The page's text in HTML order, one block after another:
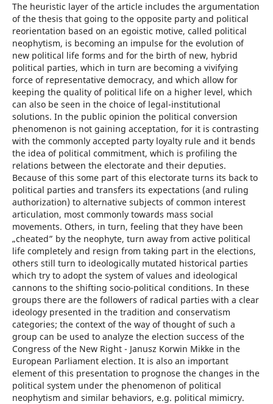
The heuristic layer of the article includes the argumentation
of the thesis that going to the opposite party and political
reorientation based on an egoistic motive, called political
neophytism, is becoming an impulse for the evolution of
new political life forms and for the birth of new, hybrid
political parties, which in turn are becoming a vivifying
force of representative democracy, and which allow for
keeping the quality of political life on a higher level, which
can also be seen in the choice of legal-institutional
solutions. In the public opinion the political conversion
phenomenon is not gaining acceptation, for it is contrasting
with the commonly accepted party loyalty rule and it bends
the idea of political commitment, which is profiling the
relations between the electorate and their deputies.
Because of this some part of this electorate turns its back to
political parties and transfers its expectations (and ruling
authorization) to alternative subjects of common interest
articulation, most commonly towards mass social
movements. Others, in turn, feeling that they have been
„cheated” by the neophyte, turn away from active political
life completely and resign from taking part in the elections,
others still turn to ideologically mutated historical parties
which try to adopt the system of values and ideological
cannons to the shifting socio-political conditions. In these
groups there are the followers of radical parties with a clear
ideology presented in the tradition and conservatism
categories; the context of the way of thought of such a
group can be used to analyze the election success of the
Congress of the New Right - Janusz Korwin Mikke in the
European Parliament election. It is also an important
element of this presentation to prognose the changes in the
political system under the phenomenon of political
neophytism and similar behaviors, e.g. political mimicry.